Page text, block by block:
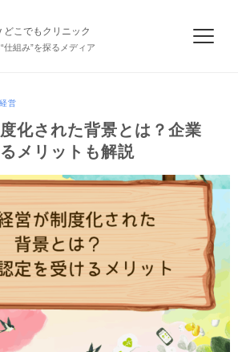
どこでもクリニック
仕組み”を探るメディア
営
化された背景とは？企業
メリットも解説